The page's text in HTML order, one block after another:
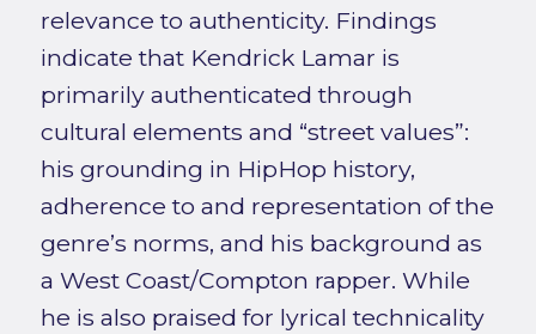
relevance to authenticity. Findings
indicate that Kendrick Lamar is
primarily authenticated through
cultural elements and “street values”:
his grounding in HipHop history,
adherence to and representation of the
genre’s norms, and his background as
a West Coast/Compton rapper. While
he is also praised for lyrical technicality